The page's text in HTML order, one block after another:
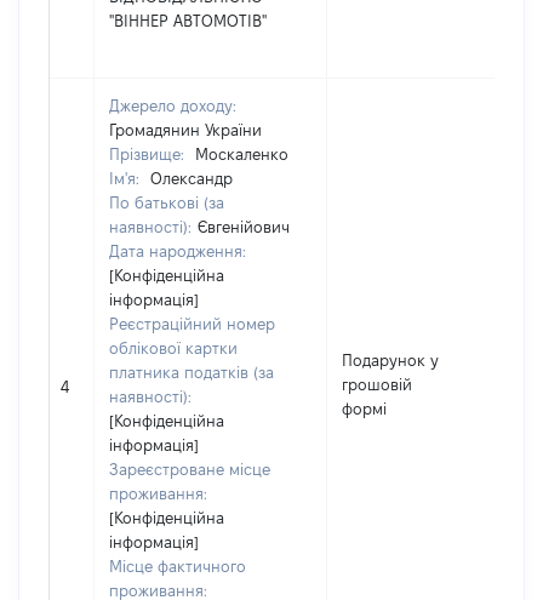
"ВІННЕР АВТОМОТІВ"
4
Джерело доходу:
Громадянин України
Прізвище:
Москаленко
Ім'я:
Олександр
По батькові (за
наявності): Євгенійович
Дата народження:
[Конфіденційна
інформація]
Реєстраційний номер
облікової картки
платника податків (за
наявності):
[Конфіденційна
інформація]
Зареєстроване місце
проживання:
[Конфіденційна
інформація]
Місце фактичного
проживання:
Подарунок у
грошовій
формі